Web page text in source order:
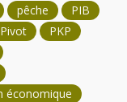
pêche
PIB
Pivot
PKP
économique